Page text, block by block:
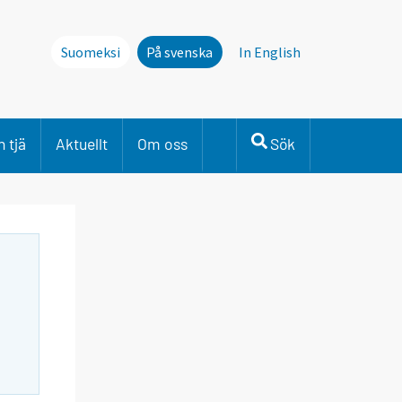
Suomeksi På svenska In English
tjä Aktuellt Om oss Sök